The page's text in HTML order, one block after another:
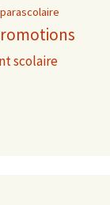
parascolaire
scolaire